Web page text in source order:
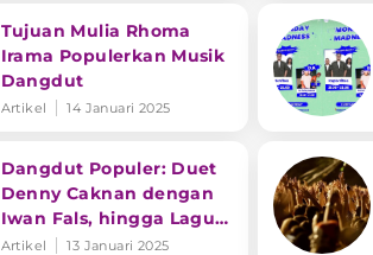
Tujuan Mulia Rhoma
Irama Populerkan Musik
Dangdut
Artikel 14 Januari 2025
Dangdut Populer: Duet
Denny Caknan dengan
Iwan Fals, hingga Lagu
Baru Putri Isnari
Artikel 13 Januari 2025